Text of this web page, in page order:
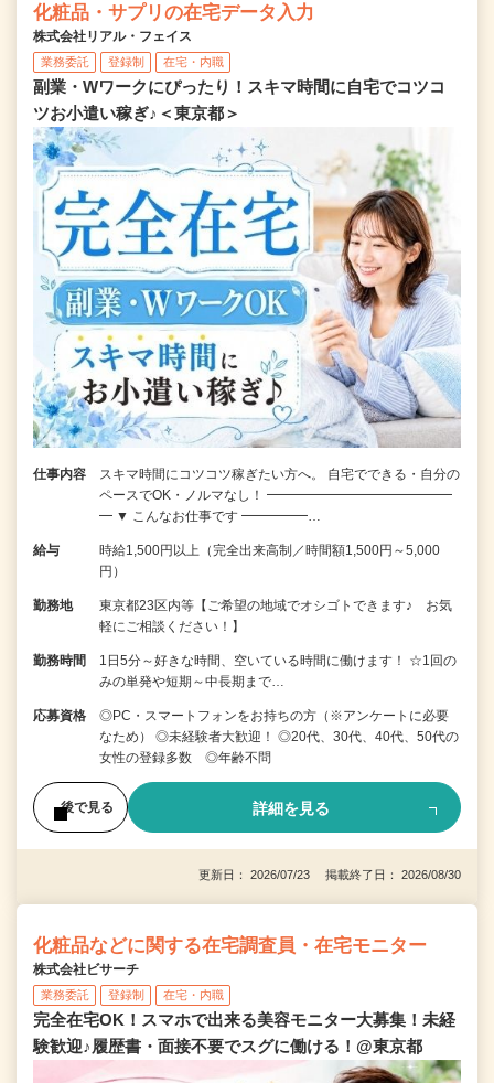
化粧品・サプリの在宅データ入力
株式会社リアル・フェイス
業務委託 登録制 在宅・内職
副業・Wワークにぴったり！スキマ時間に自宅でコツコ
ツお小遣い稼ぎ♪＜東京都＞
仕事内容
スキマ時間にコツコツ稼ぎたい方へ。 自宅でできる・自分の
ペースでOK・ノルマなし！ ━━━━━━━━━━━━━━
━ ▼ こんなお仕事です ━━━━━…
給与
時給1,500円以上（完全出来高制／時間額1,500円～5,000
円）
勤務地
東京都23区内等【ご希望の地域でオシゴトできます♪ お気
軽にご相談ください！】
勤務時間
1日5分～好きな時間、空いている時間に働けます！ ☆1回の
みの単発や短期～中長期まで…
応募資格
◎PC・スマートフォンをお持ちの方（※アンケートに必要
なため） ◎未経験者大歓迎！ ◎20代、30代、40代、50代の
女性の登録多数 ◎年齢不問
後で見る 詳細を見る
更新日： 2026/07/23 掲載終了日： 2026/08/30
化粧品などに関する在宅調査員・在宅モニター
株式会社ビサーチ
業務委託 登録制 在宅・内職
完全在宅OK！スマホで出来る美容モニター大募集！未経
験歓迎♪履歴書・面接不要でスグに働ける！@東京都